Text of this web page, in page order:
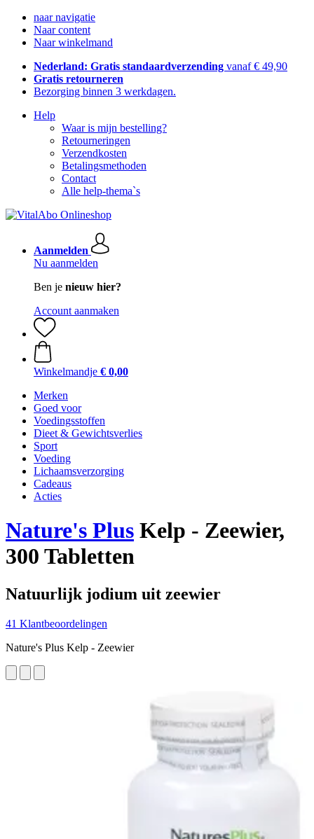
naar navigatie
Naar content
Naar winkelmand
Nederland: Gratis standaardverzending vanaf € 49,90
Gratis retourneren
Bezorging binnen 3 werkdagen.
Help
Waar is mijn bestelling?
Retourneringen
Verzendkosten
Betalingsmethoden
Contact
Alle help-thema`s
Aanmelden
Nu aanmelden
Ben je nieuw hier?
Account aanmaken
Winkelmandje € 0,00
Merken
Goed voor
Voedingsstoffen
Dieet & Gewichtsverlies
Sport
Voeding
Lichaamsverzorging
Cadeaus
Acties
Nature's Plus Kelp - Zeewier,
300 Tabletten
Natuurlijk jodium uit zeewier
41 Klantbeoordelingen
Nature's Plus Kelp - Zeewier